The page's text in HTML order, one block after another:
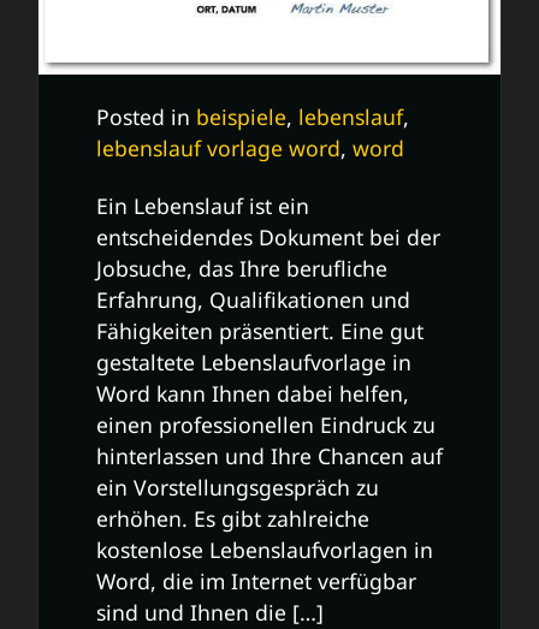
Posted in beispiele, lebenslauf,
lebenslauf vorlage word, word
Ein Lebenslauf ist ein
entscheidendes Dokument bei der
Jobsuche, das Ihre berufliche
Erfahrung, Qualifikationen und
Fähigkeiten präsentiert. Eine gut
gestaltete Lebenslaufvorlage in
Word kann Ihnen dabei helfen,
einen professionellen Eindruck zu
hinterlassen und Ihre Chancen auf
ein Vorstellungsgespräch zu
erhöhen. Es gibt zahlreiche
kostenlose Lebenslaufvorlagen in
Word, die im Internet verfügbar
sind und Ihnen die […]